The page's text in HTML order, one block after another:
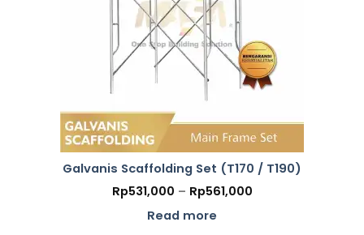
Galvanis Scaffolding Set (T170 / T190)
Rp531,000 – Rp561,000Price
Read more